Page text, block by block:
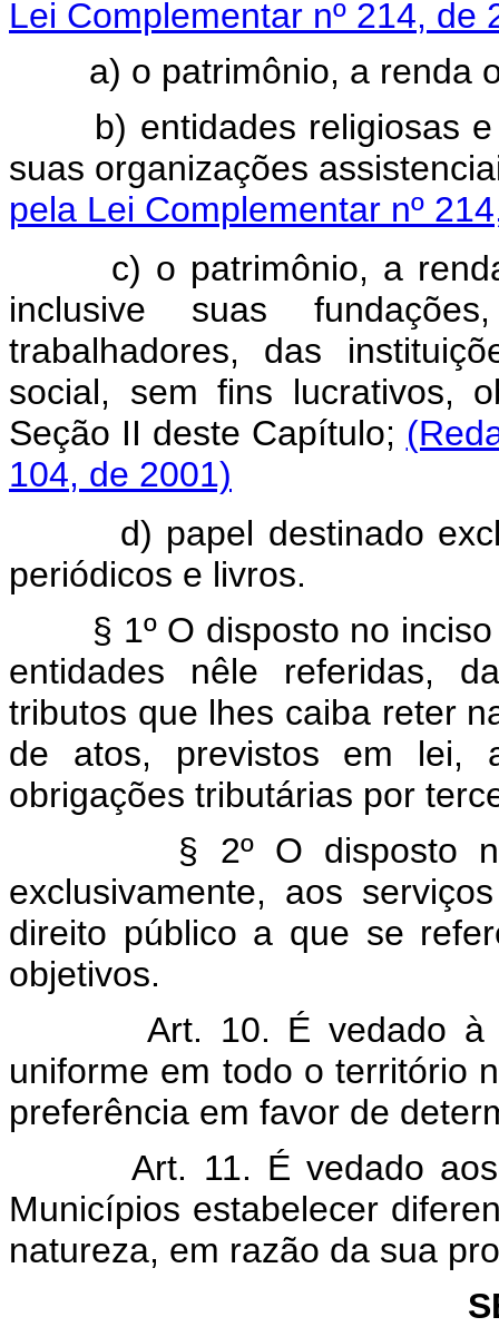
Lei Complementar nº 214, de
a) o patrimônio, a renda
b) entidades religiosas
suas organizações
pela Lei Complementar nº
c) o patrimônio, a
inclusive suas
trabalhadores, das
social, sem fins lucrativos,
Seção II deste Capítulo;
104, de 2001)
d) papel destinado
periódicos e livros.
§ 1º O disposto no inciso
entidades nêle referidas,
tributos que lhes caiba reter
de atos, previstos em lei,
obrigações tributárias por
§ 2º O disposto na
exclusivamente, aos
direito público a que se
objetivos.
Art. 10. É vedado à
uniforme em todo o território
preferência em favor de
Art. 11. É vedado aos
Municípios estabelecer
natureza, em razão da sua